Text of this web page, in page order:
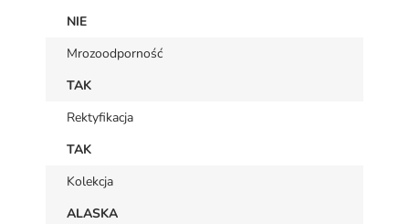
NIE
Mrozoodporność
TAK
Rektyfikacja
TAK
Kolekcja
ALASKA